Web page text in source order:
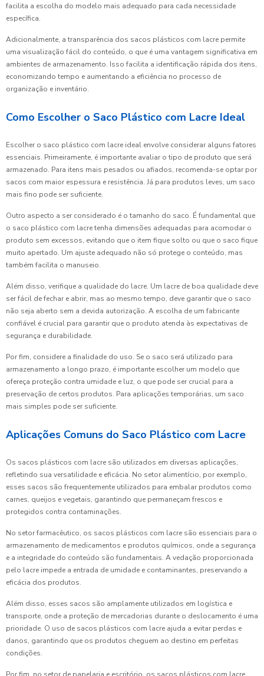
facilita a escolha do modelo mais adequado para cada necessidade
específica.
Adicionalmente, a transparência dos sacos plásticos com lacre permite
uma visualização fácil do conteúdo, o que é uma vantagem significativa em
ambientes de armazenamento. Isso facilita a identificação rápida dos itens,
economizando tempo e aumentando a eficiência no processo de
organização e inventário.
Como Escolher o Saco Plástico com Lacre Ideal
Escolher o saco plástico com lacre ideal envolve considerar alguns fatores
essenciais. Primeiramente, é importante avaliar o tipo de produto que será
armazenado. Para itens mais pesados ou afiados, recomenda-se optar por
sacos com maior espessura e resistência. Já para produtos leves, um saco
mais fino pode ser suficiente.
Outro aspecto a ser considerado é o tamanho do saco. É fundamental que
o saco plástico com lacre tenha dimensões adequadas para acomodar o
produto sem excessos, evitando que o item fique solto ou que o saco fique
muito apertado. Um ajuste adequado não só protege o conteúdo, mas
também facilita o manuseio.
Além disso, verifique a qualidade do lacre. Um lacre de boa qualidade deve
ser fácil de fechar e abrir, mas ao mesmo tempo, deve garantir que o saco
não seja aberto sem a devida autorização. A escolha de um fabricante
confiável é crucial para garantir que o produto atenda às expectativas de
segurança e durabilidade.
Por fim, considere a finalidade do uso. Se o saco será utilizado para
armazenamento a longo prazo, é importante escolher um modelo que
ofereça proteção contra umidade e luz, o que pode ser crucial para a
preservação de certos produtos. Para aplicações temporárias, um saco
mais simples pode ser suficiente.
Aplicações Comuns do Saco Plástico com Lacre
Os sacos plásticos com lacre são utilizados em diversas aplicações,
refletindo sua versatilidade e eficácia. No setor alimentício, por exemplo,
esses sacos são frequentemente utilizados para embalar produtos como
carnes, queijos e vegetais, garantindo que permaneçam frescos e
protegidos contra contaminações.
No setor farmacêutico, os sacos plásticos com lacre são essenciais para o
armazenamento de medicamentos e produtos químicos, onde a segurança
e a integridade do conteúdo são fundamentais. A vedação proporcionada
pelo lacre impede a entrada de umidade e contaminantes, preservando a
eficácia dos produtos.
Além disso, esses sacos são amplamente utilizados em logística e
transporte, onde a proteção de mercadorias durante o deslocamento é uma
prioridade. O uso de sacos plásticos com lacre ajuda a evitar perdas e
danos, garantindo que os produtos cheguem ao destino em perfeitas
condições.